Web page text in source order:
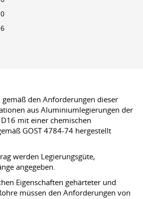
gemäß den Anforderungen dieser
aus Aluminiumlegierungen der
mit einer chemischen
GOST 4784-74 hergestellt
werden Legierungsgüte,
angegeben.
Eigenschaften gehärteter und
müssen den Anforderungen von